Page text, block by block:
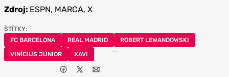
Zdroj: ESPN, MARCA, X
ŠTÍTKY:
FC BARCELONA
REAL MADRID
ROBERT LEWANDOWSKI
VINÍCIUS JÚNIOR
XAVI